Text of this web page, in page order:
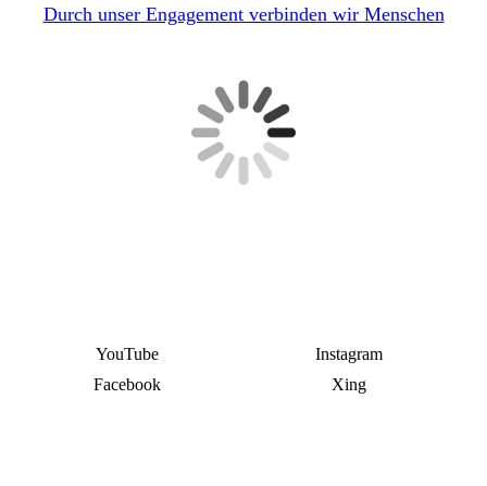
Durch unser Engagement verbinden wir Menschen
YouTube
Instagram
Facebook
Xing